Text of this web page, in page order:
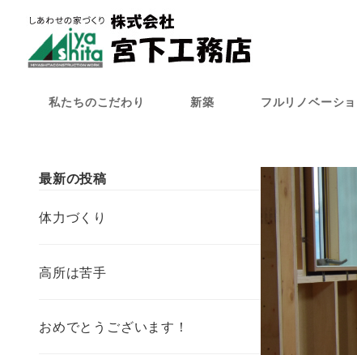
私たちのこだわり 新築 フルリノベーシ
最新の投稿
体力づくり
高所は苦手
おめでとうございます！